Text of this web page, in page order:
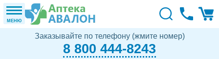
МЕНЮ
Заказывайте по телефону (жмите номер)
8 800 444-8243